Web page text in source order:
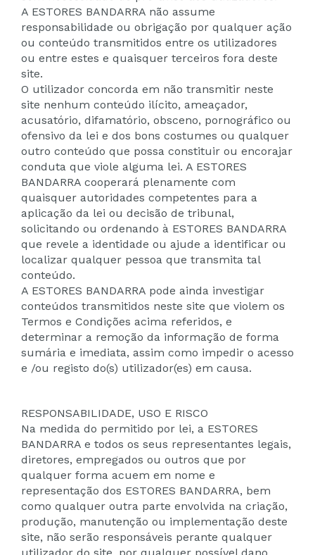
A ESTORES BANDARRA não assume
responsabilidade ou obrigação por qualquer ação
ou conteúdo transmitidos entre os utilizadores
ou entre estes e quaisquer terceiros fora deste
site.
O utilizador concorda em não transmitir neste
site nenhum conteúdo ilícito, ameaçador,
acusatório, difamatório, obsceno, pornográfico ou
ofensivo da lei e dos bons costumes ou qualquer
outro conteúdo que possa constituir ou encorajar
conduta que viole alguma lei. A ESTORES
BANDARRA cooperará plenamente com
quaisquer autoridades competentes para a
aplicação da lei ou decisão de tribunal,
solicitando ou ordenando à ESTORES BANDARRA
que revele a identidade ou ajude a identificar ou
localizar qualquer pessoa que transmita tal
conteúdo.
A ESTORES BANDARRA pode ainda investigar
conteúdos transmitidos neste site que violem os
Termos e Condições acima referidos, e
determinar a remoção da informação de forma
sumária e imediata, assim como impedir o acesso
e /ou registo do(s) utilizador(es) em causa.
RESPONSABILIDADE, USO E RISCO
Na medida do permitido por lei, a ESTORES
BANDARRA e todos os seus representantes legais,
diretores, empregados ou outros que por
qualquer forma acuem em nome e
representação dos ESTORES BANDARRA, bem
como qualquer outra parte envolvida na criação,
produção, manutenção ou implementação deste
site, não serão responsáveis perante qualquer